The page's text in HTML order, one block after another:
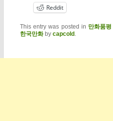
Reddit
This entry was posted in 만화품평
한국만화by capcold .